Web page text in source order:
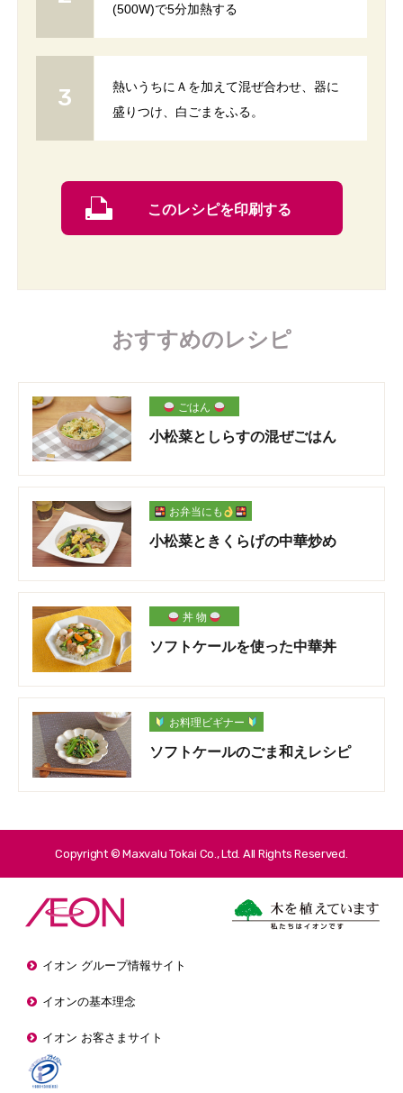
(500W)で5分加熱する
熱いうちにＡを加えて混ぜ合わせ、器に
盛りつけ、白ごまをふる。
このレシピを印刷する
おすすめのレシピ
ごはん
小松菜としらすの混ぜごはん
お弁当にも
小松菜ときくらげの中華炒め
丼 物
ソフトケールを使った中華丼
お料理ビギナー
ソフトケールのごま和えレシピ
Copyright © Maxvalu Tokai Co., Ltd. All Rights Reserved.
イオン グループ情報サイト
イオンの基本理念
イオン お客さまサイト